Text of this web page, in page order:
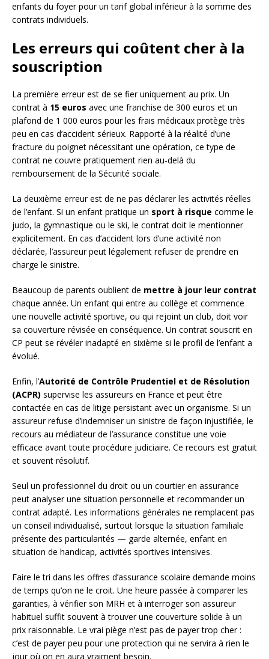
enfants du foyer pour un tarif global inférieur à la somme des
contrats individuels.
Les erreurs qui coûtent cher à la
souscription
La première erreur est de se fier uniquement au prix. Un
contrat à 15 euros avec une franchise de 300 euros et un
plafond de 1 000 euros pour les frais médicaux protège très
peu en cas d’accident sérieux. Rapporté à la réalité d’une
fracture du poignet nécessitant une opération, ce type de
contrat ne couvre pratiquement rien au-delà du
remboursement de la Sécurité sociale.
La deuxième erreur est de ne pas déclarer les activités réelles
de l’enfant. Si un enfant pratique un sport à risque comme le
judo, la gymnastique ou le ski, le contrat doit le mentionner
explicitement. En cas d’accident lors d’une activité non
déclarée, l’assureur peut légalement refuser de prendre en
charge le sinistre.
Beaucoup de parents oublient de mettre à jour leur contrat
chaque année. Un enfant qui entre au collège et commence
une nouvelle activité sportive, ou qui rejoint un club, doit voir
sa couverture révisée en conséquence. Un contrat souscrit en
CP peut se révéler inadapté en sixième si le profil de l’enfant a
évolué.
Enfin, l’Autorité de Contrôle Prudentiel et de Résolution
(ACPR) supervise les assureurs en France et peut être
contactée en cas de litige persistant avec un organisme. Si un
assureur refuse d’indemniser un sinistre de façon injustifiée, le
recours au médiateur de l’assurance constitue une voie
efficace avant toute procédure judiciaire. Ce recours est gratuit
et souvent résolutif.
Seul un professionnel du droit ou un courtier en assurance
peut analyser une situation personnelle et recommander un
contrat adapté. Les informations générales ne remplacent pas
un conseil individualisé, surtout lorsque la situation familiale
présente des particularités — garde alternée, enfant en
situation de handicap, activités sportives intensives.
Faire le tri dans les offres d’assurance scolaire demande moins
de temps qu’on ne le croit. Une heure passée à comparer les
garanties, à vérifier son MRH et à interroger son assureur
habituel suffit souvent à trouver une couverture solide à un
prix raisonnable. Le vrai piège n’est pas de payer trop cher :
c’est de payer peu pour une protection qui ne servira à rien le
jour où on en aura vraiment besoin.